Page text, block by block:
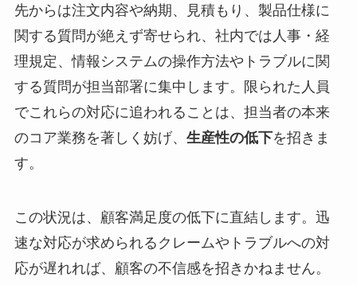
先からは注文内容や納期、見積もり、製品仕様に
関する質問が絶えず寄せられ、社内では人事・経
理規定、情報システムの操作方法やトラブルに関
する質問が担当部署に集中します。限られた人員
でこれらの対応に追われることは、担当者の本来
のコア業務を著しく妨げ、 生産性の低下を招きま
す。
この状況は、顧客満足度の低下に直結します。迅
速な対応が求められるクレームやトラブルへの対
応が遅れれば、顧客の不信感を招きかねません。